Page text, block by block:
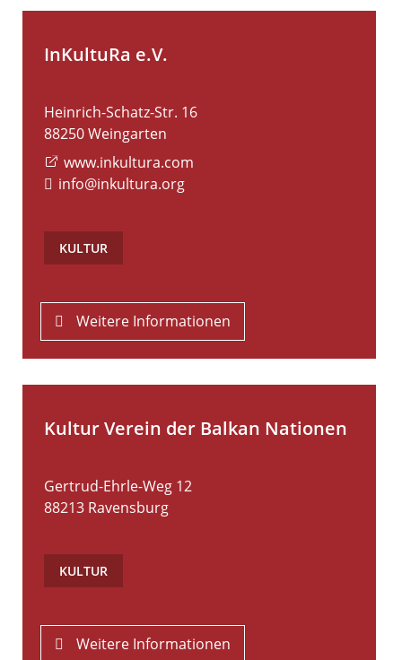
InKultuRa e.V.
Heinrich-Schatz-Str. 16
88250Weingarten
www.inkultura.com
info@inkultura.org
KULTUR
Weitere Informationen
Kultur Verein der Balkan Nationen
Gertrud-Ehrle-Weg 12
88213 Ravensburg
KULTUR
Weitere Informationen